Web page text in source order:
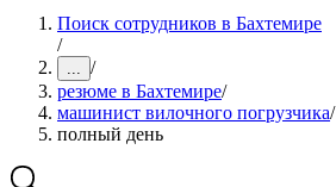
Поиск сотрудников в Бахтемире
/
... /
резюме в Бахтемире/
машинист вилочного погрузчика/
полный день